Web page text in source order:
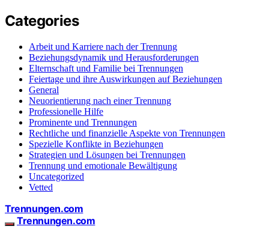
Categories
Arbeit und Karriere nach der Trennung
Beziehungsdynamik und Herausforderungen
Elternschaft und Familie bei Trennungen
Feiertage und ihre Auswirkungen auf Beziehungen
General
Neuorientierung nach einer Trennung
Professionelle Hilfe
Prominente und Trennungen
Rechtliche und finanzielle Aspekte von Trennungen
Spezielle Konflikte in Beziehungen
Strategien und Lösungen bei Trennungen
Trennung und emotionale Bewältigung
Uncategorized
Vetted
Trennungen.com
Trennungen.com